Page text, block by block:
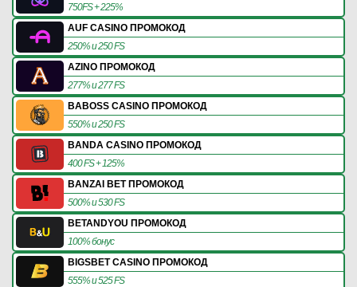
750FS + 225%
AUF CASINO ПРОМОКОД
250% и 250 FS
AZINO ПРОМОКОД
277% и 277 FS
BABOSS CASINO ПРОМОКОД
550% и 250 FS
BANDA CASINO ПРОМОКОД
400 FS + 125%
BANZAI BET ПРОМОКОД
500% и 530 FS
BETANDYOU ПРОМОКОД
100% бонус
BIGSBET CASINO ПРОМОКОД
555% и 525 FS